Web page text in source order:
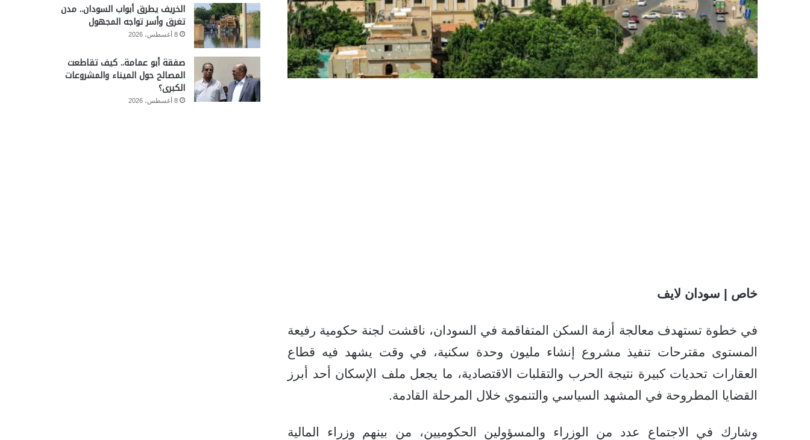
خاص | سودان لايف
في خطوة تستهدف معالجة أزمة السكن المتفاقمة في السودان، ناقشت لجنة حكومية رفيعة
المستوى مقترحات تنفيذ مشروع إنشاء مليون وحدة سكنية، في وقت يشهد فيه قطاع
العقارات تحديات كبيرة نتيجة الحرب والتقلبات الاقتصادية، ما يجعل ملف الإسكان أحد أبرز
القضايا المطروحة في المشهد السياسي والتنموي خلال المرحلة القادمة.
وشارك في الاجتماع عدد من الوزراء والمسؤولين الحكوميين، من بينهم وزراء المالية
الخريف يطرق أبواب السودان.. مدن
تغرق وأسر تواجه المجهول
8 أغسطس، 2026
صفقة أبو عمامة.. كيف تقاطعت
المصالح حول الميناء والمشروعات
الكبرى؟
8 أغسطس، 2026